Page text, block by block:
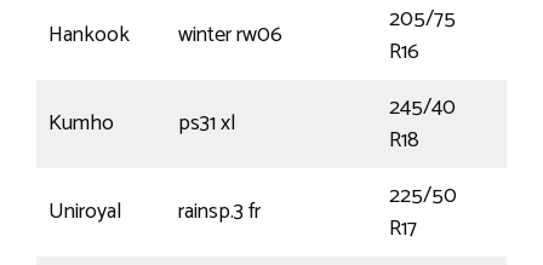
Hankook winter rw06
205/75
R16
Kumho ps31 xl
245/40
R18
Uniroyal rainsp.3 fr
225/50
R17